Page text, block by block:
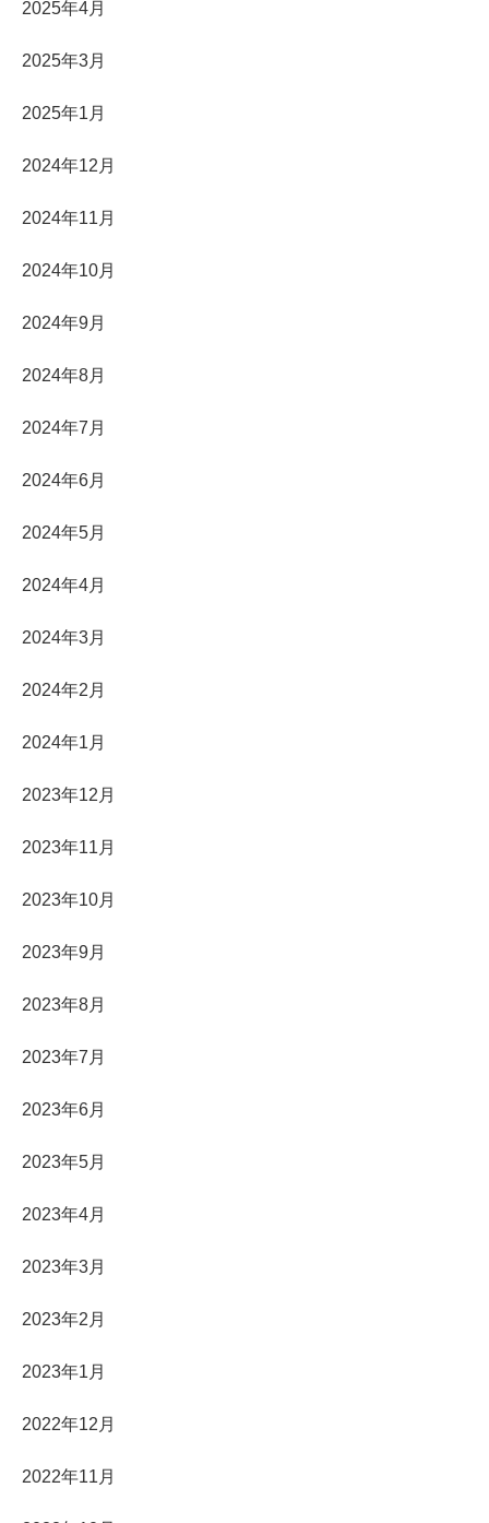
2025年4月
2025年3月
2025年1月
2024年12月
2024年11月
2024年10月
2024年9月
2024年8月
2024年7月
2024年6月
2024年5月
2024年4月
2024年3月
2024年2月
2024年1月
2023年12月
2023年11月
2023年10月
2023年9月
2023年8月
2023年7月
2023年6月
2023年5月
2023年4月
2023年3月
2023年2月
2023年1月
2022年12月
2022年11月